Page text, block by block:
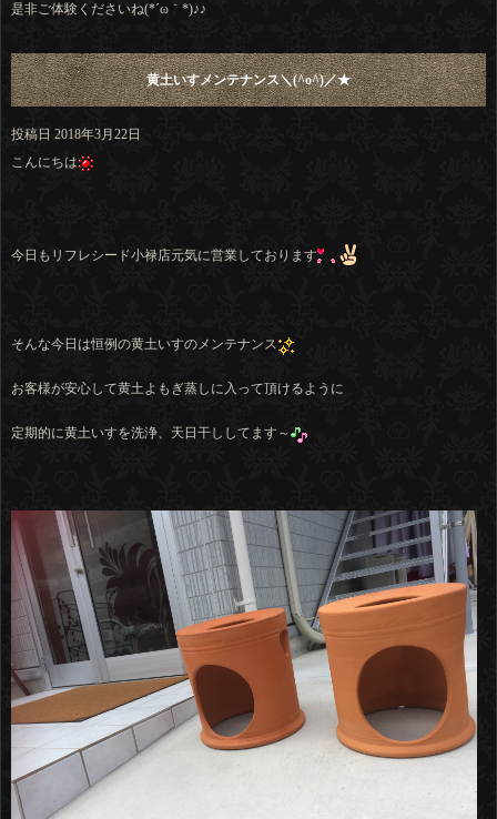
是非ご体験くださいね(*´ω｀*)♪♪
黄土いすメンテナンス＼(^o^)／★
投稿日 2018年3月22日
こんにちは
今日もリフレシード小禄店元気に営業しております
そんな今日は恒例の黄土いすのメンテナンス
お客様が安心して黄土よもぎ蒸しに入って頂けるように
定期的に黄土いすを洗浄、天日干ししてます～